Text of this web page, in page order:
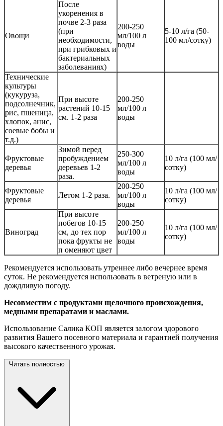
Овощи
После
укоренения в
почве 2-3 раза
(при
необходимости,
при грибковых и
бактериальных
заболеваниях)
200-250
мл/100 л
воды
5-10 л/га (50-
100 мл/сотку)
Технические
культуры
(кукуруза,
подсолнечник,
рис, пшеница,
хлопок, анис,
соевые бобы и
т.д.)
При высоте
растений 10-15
см. 1-2 раза
200-250
мл/100 л
воды
Фруктовые
деревья
Зимой перед
пробуждением
деревьев 1-2
раза.
250-300
мл/100 л
воды
10 л/га (100 мл/
сотку)
Фруктовые
деревья
Летом 1-2 раза.
200-250
мл/100 л
воды
10 л/га (100 мл/
сотку)
Виноград
При высоте
побегов 10-15
см, до тех пор
пока фрукты не
п оменяют цвет
200-250
мл/100 л
воды
10 л/га (100 мл/
сотку)
Рекомендуется использовать утреннее либо вечернее время
суток. Не рекомендуется использовать в ветреную или в
дождливую погоду.
Несовместим с продуктами щелочного происхождения,
медными препаратами и маслами.
Использование Салика КОП является залогом здорового
развития Вашего посевного материала и гарантией получения
высокого качественного урожая.
Читать полностью